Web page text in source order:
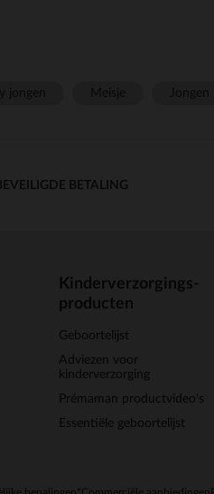
BETALING
Kinderverzorgings-
producten
Geboortelijst
Adviezen voor
kinderverzorging
Prémaman productvideo's
Essentiële geboortelijst